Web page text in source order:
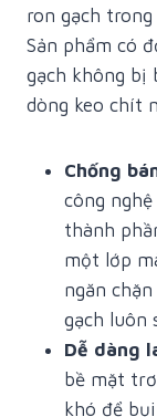
ron gạch
Sản phẩm có
gạch không bị
dòng keo chít
Chống
công
thành
một lớp
ngăn
gạch luôn
Dễ dàng
bề mặt
khó để